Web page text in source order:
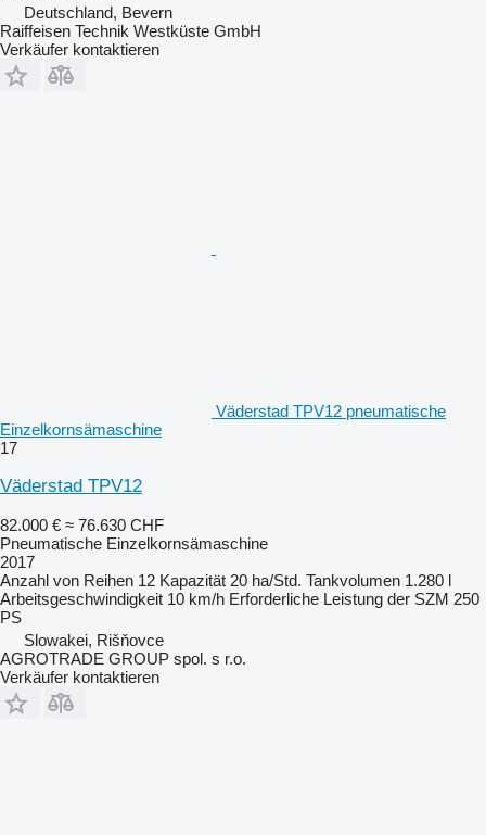
Deutschland, Bevern
Raiffeisen Technik Westküste GmbH
Verkäufer kontaktieren
Väderstad TPV12 pneumatische
Einzelkornsämaschine
17
Väderstad TPV12
82.000 € ≈ 76.630 CHF
Pneumatische Einzelkornsämaschine
2017
Anzahl von Reihen 12 Kapazität 20 ha/Std. Tankvolumen 1.280 l
Arbeitsgeschwindigkeit 10 km/h Erforderliche Leistung der SZM 250
PS
Slowakei, Rišňovce
AGROTRADE GROUP spol. s r.o.
Verkäufer kontaktieren